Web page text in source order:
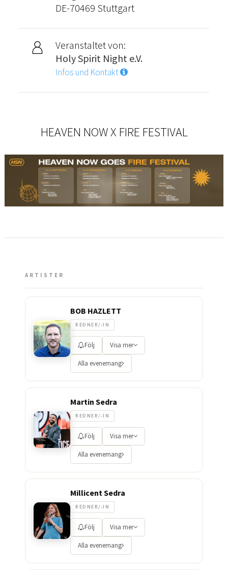
DE-70469 Stuttgart
Veranstaltet von:
Holy Spirit Night e.V.
Infos und Kontakt
HEAVEN NOW X FIRE FESTIVAL
ARTISTER
BOB HAZLETT
REDNER/-IN
Följ Visa mer
Alla evenemang
Martin Sedra
REDNER/-IN
Följ Visa mer
Alla evenemang
Millicent Sedra
REDNER/-IN
Följ Visa mer
Alla evenemang